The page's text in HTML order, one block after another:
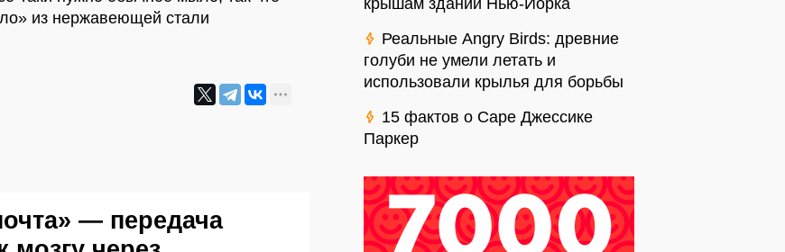
из нержавеющей стали
— передача
крышам зданий Нью-Йорка
Реальные Angry Birds: древние
голуби не умели летать и
использовали крылья для борьбы
15 фактов о Саре Джессике
Паркер